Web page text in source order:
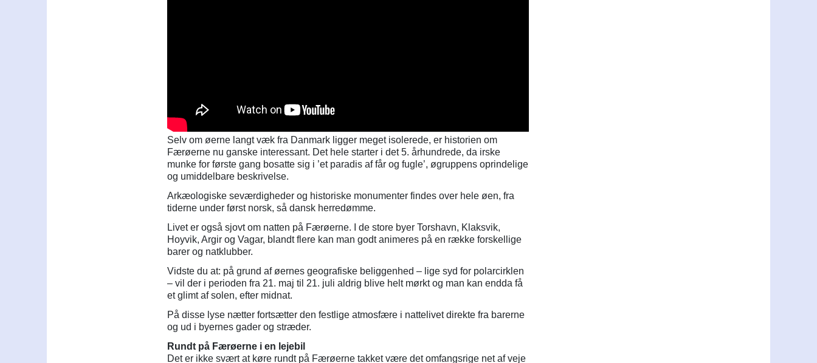
Selv om øerne langt væk fra Danmark ligger meget isolerede, er historien om
Færøerne nu ganske interessant. Det hele starter i det 5. århundrede, da irske
munke for første gang bosatte sig i ’et paradis af får og fugle’, øgruppens oprindelige
og umiddelbare beskrivelse.
Arkæologiske seværdigheder og historiske monumenter findes over hele øen, fra
tiderne under først norsk, så dansk herredømme.
Livet er også sjovt om natten på Færøerne. I de store byer Torshavn, Klaksvik,
Hoyvik, Argir og Vagar, blandt flere kan man godt animeres på en række forskellige
barer og natklubber.
Vidste du at: på grund af øernes geografiske beliggenhed – lige syd for polarcirklen
– vil der i perioden fra 21. maj til 21. juli aldrig blive helt mørkt og man kan endda få
et glimt af solen, efter midnat.
På disse lyse nætter fortsætter den festlige atmosfære i nattelivet direkte fra barerne
og ud i byernes gader og stræder.
Rundt på Færøerne i en lejebil
Det er ikke svært at køre rundt på Færøerne takket være det omfangsrige net af veje